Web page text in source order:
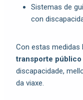
Sistemas de
con
Con estas
transporte público
discapacidade,
da viaxe.